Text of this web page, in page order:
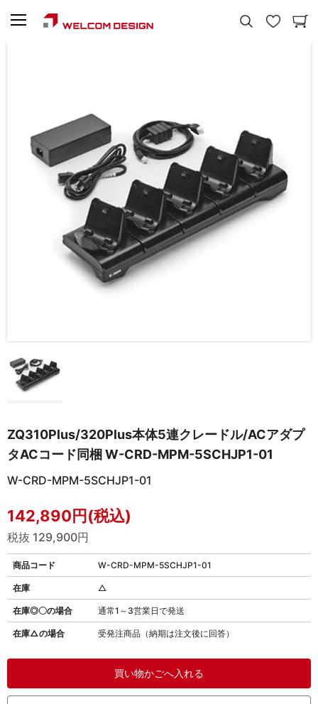
ZQ310Plus/320Plus本体5連クレードル/ACアダプ
タACコード同梱 W-CRD-MPM-5SCHJP1-01
W-CRD-MPM-5SCHJP1-01
142,890円(税込)
税抜 129,900円
商品コード W-CRD-MPM-5SCHJP1-01
在庫◎〇の場合 通常1～3営業日で発送
在庫△の場合 受発注商品（納期は注文後に回答）
在庫 △